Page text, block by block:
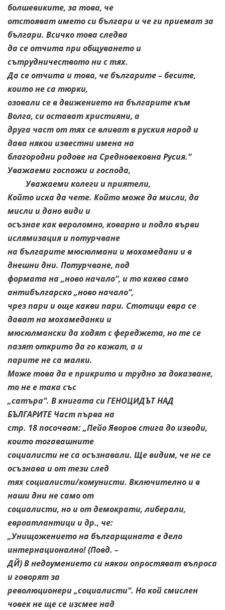
болшевиките, за това, че
отстояват името си българи и че ги приемат за
българи. Всичко това следва
да се отчита при общуването и
сътрудничеството ни с тях.
Да се отчита и това, че българите – бесите,
които не са тюрки,
озовали се в движението на българите към
Волга, си остават християни, а
друга част от тях се вливат в руския народ и
дава някои известни имена на
благородни родове на Средновековна Русия.“
Уважаеми госпожи и господа,
Уважаеми колеги и приятели,
Който иска да чете. Който може да мисли, да
мисли и дано види и
осъзнае как вероломно, коварно и подло върви
ислямизация и потурчване
на българите мюсюлмани и мохамедани и в
днешни дни. Потурчване, под
формата на „ново начало“, и то какво само
антибългарско „ново начало“,
чрез пари и още какви пари. Стотици евра се
дават на мохамеданки и
мюсюлмански да ходят с фереджета, но те се
пазят открито да го кажат, а и
парите не са малки.
Може това да е прикрито и трудно за доказване,
то не е така със
„сатъра“. В книгата си ГЕНОЦИДЪТ НАД
БЪЛГАРИТЕ Част първа на
стр. 18 посочвам: „Пейо Яворов стига до изводи,
които тогавашните
социалисти не са осъзнавали. Ще видим, че не се
осъзнава и от тези след
тях социалисти/комунисти. Включително и в
наши дни не само от
социалисти, но и от демократи, либерали,
евроатлантици и др., че:
„Унищожението на българщината е дело
интернационално! (Повд. –
ДЙ) В недоумението си някои опростяват въпроса
и говорят за
революционери „социалисти“. Но кой смислен
човек не ще се изсмее над